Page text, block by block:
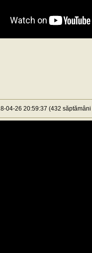
04-26 20:59:37 (432